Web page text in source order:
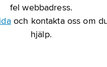
fel webbadress.
och kontakta oss om
hjälp.